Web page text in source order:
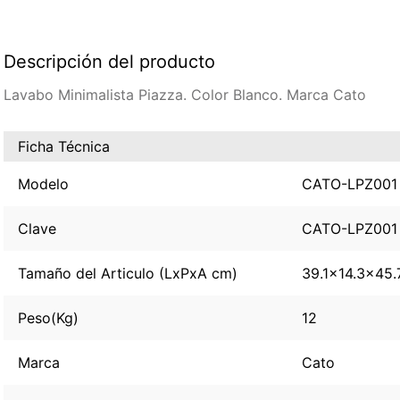
Descripción del producto
Lavabo Minimalista Piazza. Color Blanco. Marca Cato
Ficha Técnica
Modelo CATO-LPZ001
Clave CATO-LPZ001
Tamaño del Articulo (LxPxA cm)
Peso(Kg) 12
Marca Cato